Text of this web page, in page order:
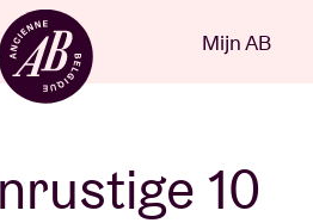
NLMijn AB
10